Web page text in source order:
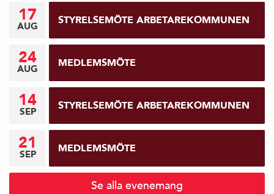
17
AUG STYRELSEMÖTE ARBETAREKOMMUNEN
24
AUG MEDLEMSMÖTE
14
SEP STYRELSEMÖTE ARBETAREKOMMUNEN
21
SEP MEDLEMSMÖTE
Se alla evenemang